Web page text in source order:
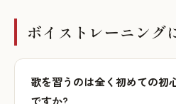
ボイストレーニング
歌を習うのは全く初めての初
ですか?